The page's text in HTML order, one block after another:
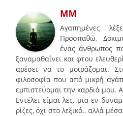
ΜΜ
Αγαπημένες
Προσπαθώ,
ένας άνθρωπος
ξαναμαθαίνει και φτου
αρέσει να το μοιράζομαι.
φιλοσοφία που από μικρή
εμπιστεύομαι την καρδιά μου.
Εντέλει είμαι λες, μια εν
ρίζες, όχι στο λεξικό.. αλλά